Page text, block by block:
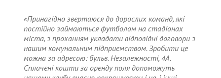
«Принагідно звертаюся до дорослих команд, які
постійно займаються футболом на стадіонах
міста, з проханням укладати відповідні договори з
нашим комунальним підприємством. Зробити це
можна за адресою: бульв. Незалежності, 4А.
Сплачені кошти за оренду поля допоможуть